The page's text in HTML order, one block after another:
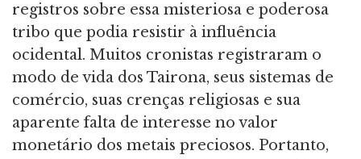
registros sobre essa misteriosa e poderosa
tribo que podia resistir à influência
ocidental. Muitos cronistas registraram o
modo de vida dos Tairona, seus sistemas de
comércio, suas crenças religiosas e sua
aparente falta de interesse no valor
monetário dos metais preciosos. Portanto,